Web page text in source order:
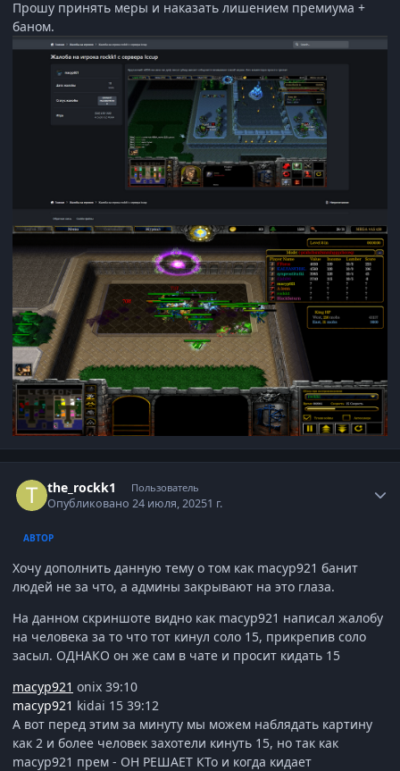
Прошу принять меры и наказать лишением премиума +
баном.
the_rockk1 Пользователь
Опубликовано24 июля, 20251 г.
АВТОР
Хочу дополнить данную тему о том как macyp921 банит
людей не за что, а админы закрывают на это глаза.
На данном скриншоте видно как macyp921 написал жалобу
на человека за то что тот кинул соло 15, прикрепив соло
засыл. ОДНАКО он же сам в чате и просит кидать 15
macyp921 onix 39:10
macyp921 kidai 15 39:12
А вот перед этим за минуту мы можем наблядать картину
как 2 и более человек захотели кинуть 15, но так как
macyp921 прем - ОН РЕШАЕТ КТо и когда кидает